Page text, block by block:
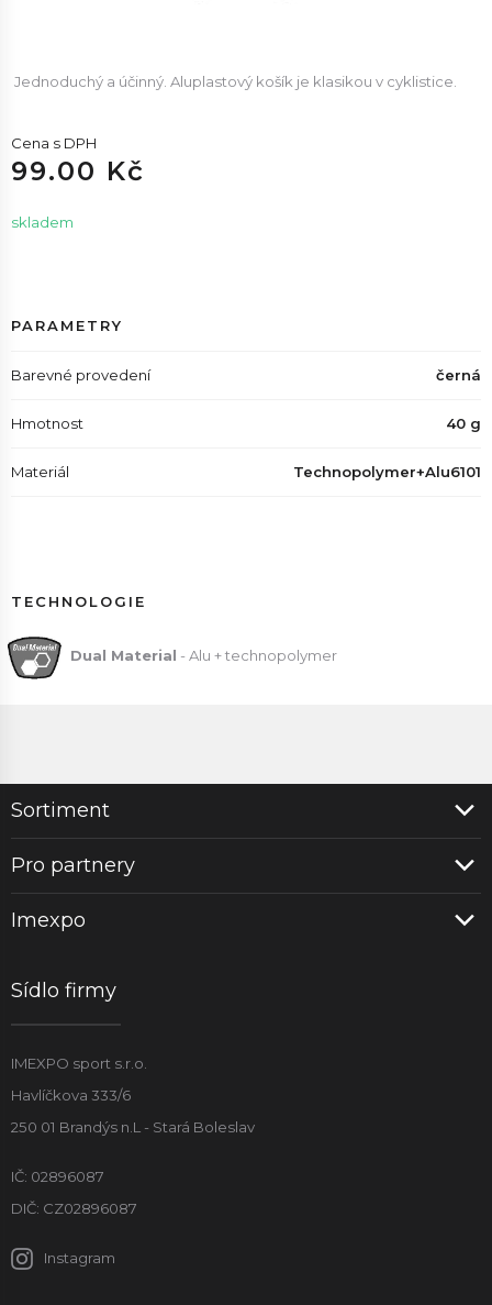
Jednoduchý a účinný. Aluplastový košík je klasikou v cyklistice.
Cena s DPH
99.00 Kč
skladem
PARAMETRY
Barevné provedení černá
Hmotnost 40 g
Materiál Technopolymer+Alu6101
TECHNOLOGIE
Dual Material - Alu + technopolymer
Sortiment
Pro partnery
Imexpo
Sídlo firmy
IMEXPO sport s.r.o.
Havlíčkova 333/6
250 01 Brandýs n.L - Stará Boleslav
IČ: 02896087
DIČ: CZ02896087
Instagram